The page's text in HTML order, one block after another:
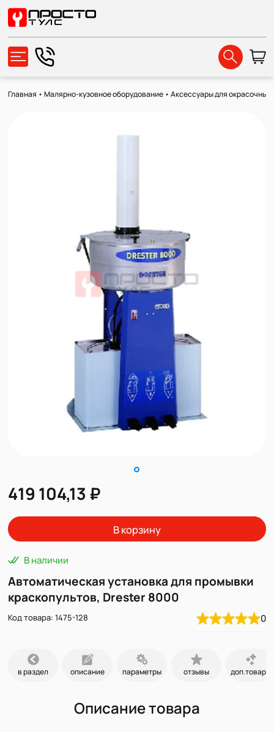
Главная •Малярно-кузовное оборудование •Аксессуары для окрасочных
419 104,13 ₽
В корзину
В наличии
Автоматическая установка для промывки
краскопультов, Drester 8000
Код товара: 1475-128 0
в раздел описание параметры отзывы доп.товары
Описание товара